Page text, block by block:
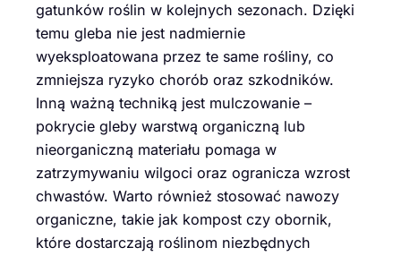
gatunków roślin w kolejnych sezonach. Dzięki
temu gleba nie jest nadmiernie
wyeksploatowana przez te same rośliny, co
zmniejsza ryzyko chorób oraz szkodników.
Inną ważną techniką jest mulczowanie –
pokrycie gleby warstwą organiczną lub
nieorganiczną materiału pomaga w
zatrzymywaniu wilgoci oraz ogranicza wzrost
chwastów. Warto również stosować nawozy
organiczne, takie jak kompost czy obornik,
które dostarczają roślinom niezbędnych